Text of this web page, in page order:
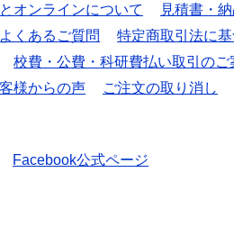
オンラインについて
見積書・
よくあるご質問
特定商取引法に
校費・公費・科研費払い取引のご
様からの声 ご注文の取り消し
Facebook公式ページ